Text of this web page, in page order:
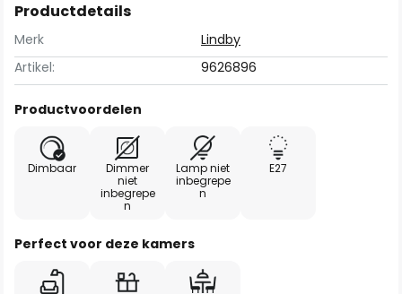
Productdetails
Merk
Lindby
Artikel:
9626896
Productvoordelen
Dimbaar
Dimmer
niet
inbegrepe
n
Lamp niet
inbegrepe
n
E27
Perfect voor deze kamers